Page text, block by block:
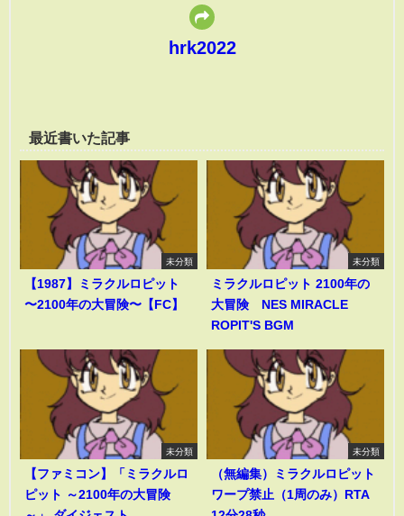
hrk2022
最近書いた記事
未分類
【1987】ミラクルロピット
〜2100年の大冒険〜【FC】
未分類
ミラクルロピット 2100年の
大冒険 NES MIRACLE
ROPIT'S BGM
未分類
【ファミコン】「ミラクルロ
ピット ～2100年の大冒険
未分類
（無編集）ミラクルロピット
ワープ禁止（1周のみ）RTA